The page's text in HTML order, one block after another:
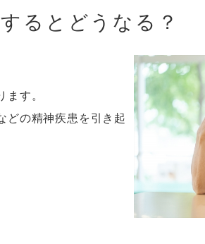
るとどうなる？
ます。
どの精神疾患を引き起